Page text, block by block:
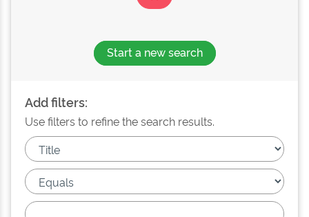
Start a new search
Add filters:
Use filters to refine the search results.